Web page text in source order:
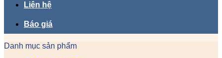
Liên hệ
Báo giá
Danh mục sản phẩm